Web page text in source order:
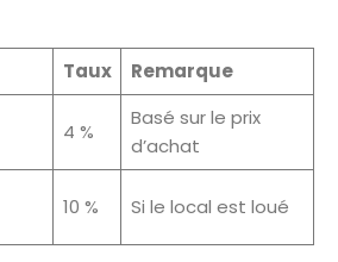
Taux Remarque
4 %
Basé sur le prix
d’achat
10 % Si le local est loué